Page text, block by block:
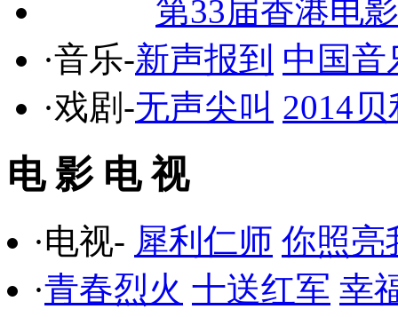
第33届香港电
·音乐-新声报到 中国音
·戏剧-无声尖叫 2014
电 影 电 视
·电视- 犀利仁师 你照亮
·青春烈火 十送红军 幸